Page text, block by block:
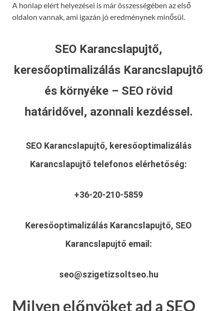
A honlap elért helyezései is már összességében az első
oldalon vannak, ami igazán jó eredménynek minősül.
SEO Karancslapujtő,
keresőoptimalizálás Karancslapujtő
és környéke – SEO rövid
határidővel, azonnali kezdéssel.
SEO Karancslapujtő, keresőoptimalizálás
Karancslapujtő telefonos elérhetőség:
+36-20-210-5859
Keresőoptimalizálás Karancslapujtő, SEO
Karancslapujtő email:
seo@szigetizsoltseo.hu
Milyen előnyöket ad a SEO